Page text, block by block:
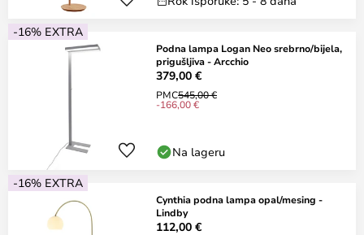
-16% EXTRA
Podna lampa Logan Neo srebrno/bijela,
prigušljiva - Arcchio
379,00 €
PMC545,00 €
-166,00 €
Na lageru
-16% EXTRA
Cynthia podna lampa opal/mesing -
Lindby
112,00 €